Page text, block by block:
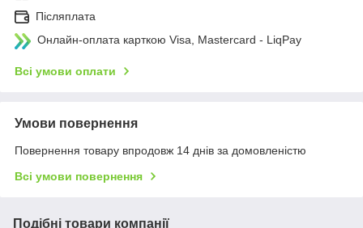
Післяплата
Онлайн-оплата карткою Visa, Mastercard - LiqPay
Всі умови оплати
Умови повернення
Повернення товару впродовж 14 днів за домовленістю
Всі умови повернення
Подібні товари компанії